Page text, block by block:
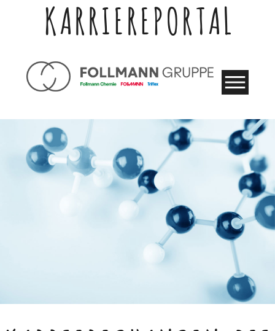
KARRIEREPORTAL